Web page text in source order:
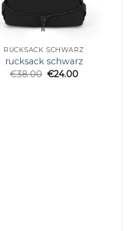
RUCKSACK SCHWARZ
rucksack schwarz
€38.00 €24.00